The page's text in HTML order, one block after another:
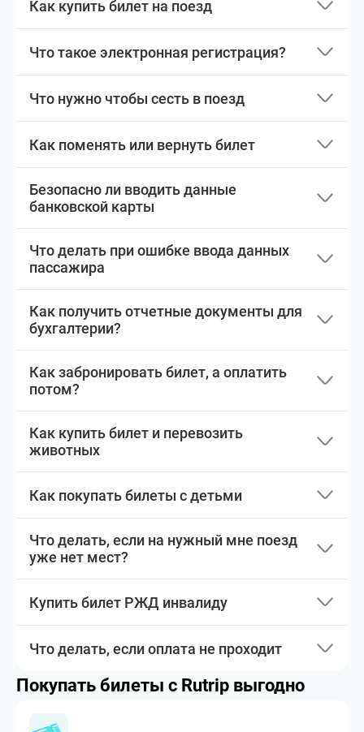
Как купить билет на поезд
Что такое электронная регистрация?
Что нужно чтобы сесть в поезд
Как поменять или вернуть билет
Безопасно ли вводить данные
банковской карты
Что делать при ошибке ввода данных
пассажира
Как получить отчетные документы для
бухгалтерии?
Как забронировать билет, а оплатить
потом?
Как купить билет и перевозить
животных
Как покупать билеты с детьми
Что делать, если на нужный мне поезд
уже нет мест?
Купить билет РЖД инвалиду
Что делать, если оплата не проходит
Покупать билеты с Rutrip выгодно